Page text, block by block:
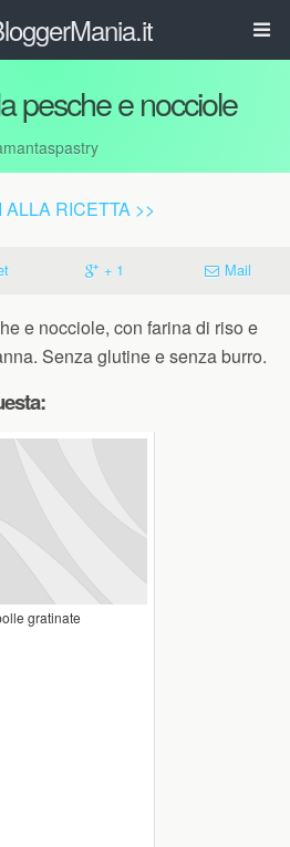
pesche e nocciole
ALLA RICETTA >>
+ 1 Mail
e nocciole, con farina di riso e
Senza glutine e senza burro.
gratinate